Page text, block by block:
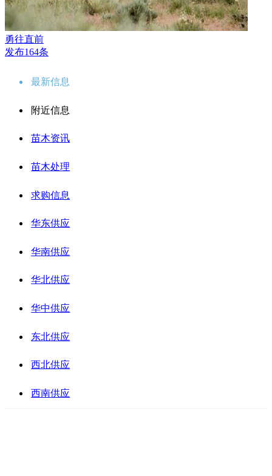
勇往直前
发布164条
最新信息
附近信息
苗木资讯
苗木处理
求购信息
华东供应
华南供应
华北供应
华中供应
东北供应
西北供应
西南供应